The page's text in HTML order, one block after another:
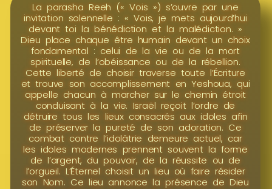
La parasha Reeh (« Vois ») s’ouvre par une
invitation solennelle : « Vois, je mets aujourd’hui
devant toi la bénédiction et la malédiction. »
Dieu place chaque être humain devant un choix
fondamental : celui de la vie ou de la mort
spirituelle, de l’obéissance ou de la rébellion.
Cette liberté de choisir traverse toute l’Écriture
et trouve son accomplissement en Yeshoua, qui
appelle chacun à marcher sur le chemin étroit
conduisant à la vie. Israël reçoit l’ordre de
détruire tous les lieux consacrés aux idoles afin
de préserver la pureté de son adoration. Ce
combat contre l’idolâtrie demeure actuel, car
les idoles modernes prennent souvent la forme
de l’argent, du pouvoir, de la réussite ou de
l’orgueil. L’Éternel choisit un lieu où faire résider
son Nom. Ce lieu annonce la présence de Dieu